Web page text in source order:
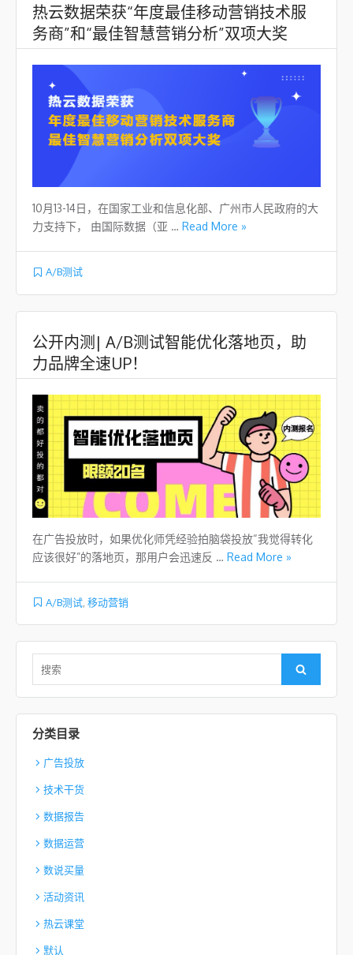
热云数据荣获“年度最佳移动营销技术服
务商”和“最佳智慧营销分析”双项大奖
10月13-14日，在国家工业和信息化部、广州市人民政府的大
力支持下， 由国际数据（亚 … Read More »
A/B测试
公开内测| A/B测试智能优化落地页，助
力品牌全速UP！
在广告投放时，如果优化师凭经验拍脑袋投放“我觉得转化
应该很好”的落地页，那用户会迅速反 … Read More »
A/B测试 移动营销
Search for:
Search
分类目录
广告投放
技术干货
数据报告
数据运营
数说买量
活动资讯
热云课堂
默认